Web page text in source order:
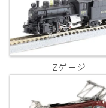
Zゲージ